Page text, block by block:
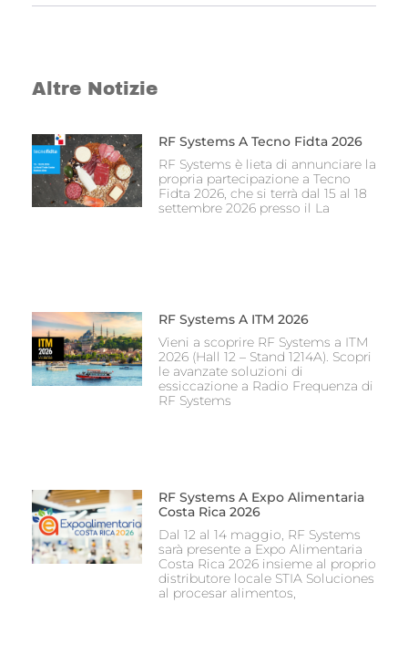
Altre Notizie
RF Systems A Tecno Fidta 2026
RF Systems è lieta di annunciare la
propria partecipazione a Tecno
Fidta 2026, che si terrà dal 15 al 18
settembre 2026 presso il La
RF Systems A ITM 2026
Vieni a scoprire RF Systems a ITM
2026 (Hall 12 – Stand 1214A). Scopri
le avanzate soluzioni di
essiccazione a Radio Frequenza di
RF Systems
RF Systems A Expo Alimentaria
Costa Rica 2026
Dal 12 al 14 maggio, RF Systems
sarà presente a Expo Alimentaria
Costa Rica 2026 insieme al proprio
distributore locale STIA Soluciones
al procesar alimentos,